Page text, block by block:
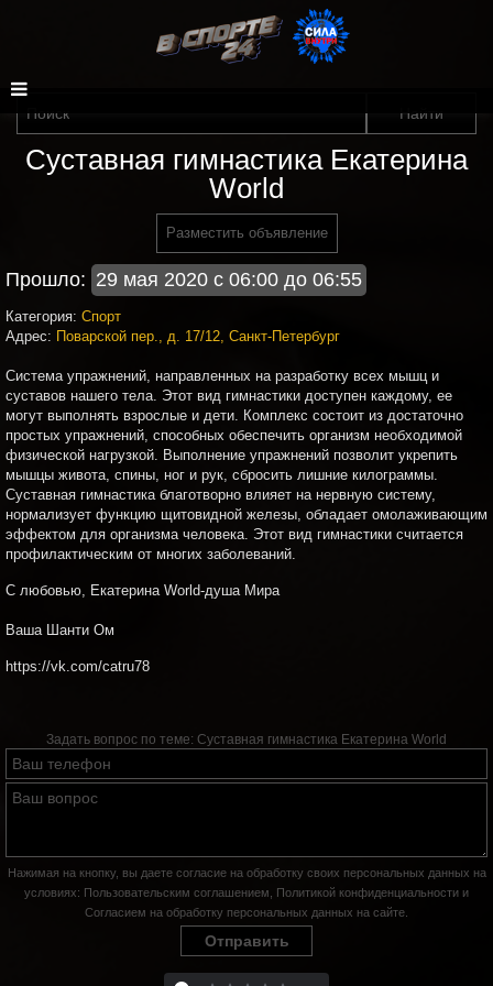
Суставная гимнастика Екатерина
World
Разместить объявление
Прошло: 29 мая 2020 с 06:00 до 06:55
Категория: Спорт
Адрес: Поварской пер., д. 17/12, Санкт-Петербург
Система упражнений, направленных на разработку всех мышц и
суставов нашего тела. Этот вид гимнастики доступен каждому, ее
могут выполнять взрослые и дети. Комплекс состоит из достаточно
простых упражнений, способных обеспечить организм необходимой
физической нагрузкой. Выполнение упражнений позволит укрепить
мышцы живота, спины, ног и рук, сбросить лишние килограммы.
Суставная гимнастика благотворно влияет на нервную систему,
нормализует функцию щитовидной железы, обладает омолаживающим
эффектом для организма человека. Этот вид гимнастики считается
профилактическим от многих заболеваний.
С любовью, Екатерина World-душа Мира
Ваша Шанти Ом
https://vk.com/catru78
Задать вопрос по теме: Суставная гимнастика Екатерина World
Нажимая на кнопку, вы даете согласие на обработку своих персональных данных на
условиях: Пользовательским соглашением Политикой конфиденциальности и
Согласием на обработку персональных данных на сайте
Отправить